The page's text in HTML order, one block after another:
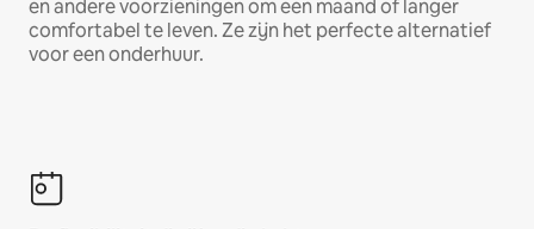
en andere voorzieningen om een maand of langer
comfortabel te leven. Ze zijn het perfecte alternatief
voor een onderhuur.